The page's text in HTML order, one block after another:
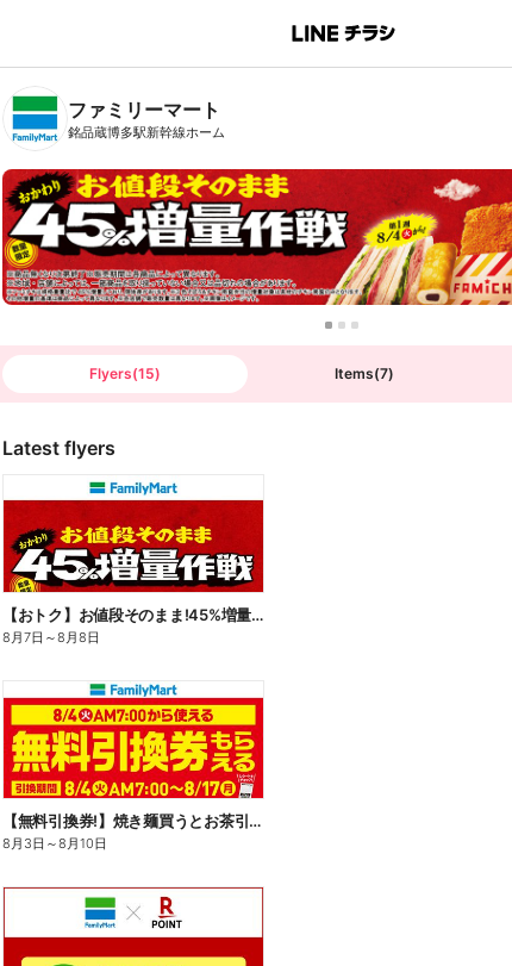
B
n
T
ファミリーマート
銘品蔵博多駅新幹線ホーム
Flyers(15) Items(7)
Latest flyers
【おトク】お値段そのまま!45%増量作戦!
8月7日 ～8月8日
【無料引換券!】焼き麺買うとお茶引換券貰える!
8月3日 ～8月10日